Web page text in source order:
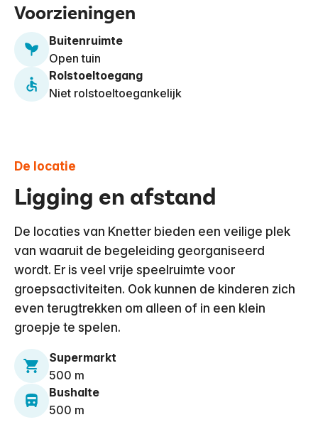
Voorzieningen
Buitenruimte
Open tuin
Rolstoeltoegang
Niet rolstoeltoegankelijk
De locatie
Ligging en afstand
De locaties van Knetter bieden een veilige plek
van waaruit de begeleiding georganiseerd
wordt. Er is veel vrije speelruimte voor
groepsactiviteiten. Ook kunnen de kinderen zich
even terugtrekken om alleen of in een klein
groepje te spelen.
Supermarkt
500 m
Bushalte
500 m